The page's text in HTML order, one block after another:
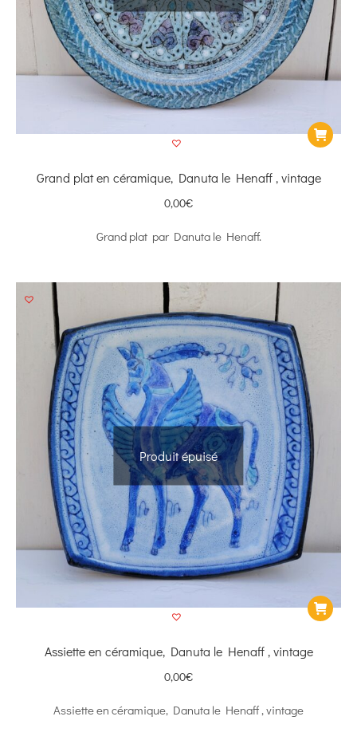
Grand plat en céramique, Danuta le Henaff , vintage
0,00€
Grand plat par Danuta le Henaff.
Produit épuisé
Assiette en céramique, Danuta le Henaff , vintage
0,00€
Assiette en céramique, Danuta le Henaff , vintage